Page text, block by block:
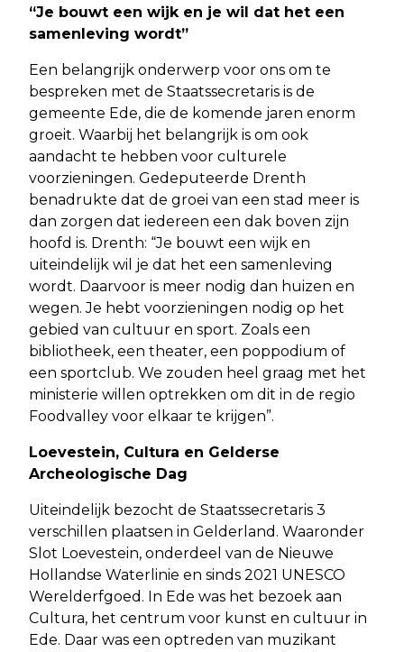
“Je bouwt een wijk en je wil dat het een
samenleving wordt”
Een belangrijk onderwerp voor ons om te
bespreken met de Staatssecretaris is de
gemeente Ede, die de komende jaren enorm
groeit. Waarbij het belangrijk is om ook
aandacht te hebben voor culturele
voorzieningen. Gedeputeerde Drenth
benadrukte dat de groei van een stad meer is
dan zorgen dat iedereen een dak boven zijn
hoofd is. Drenth: “Je bouwt een wijk en
uiteindelijk wil je dat het een samenleving
wordt. Daarvoor is meer nodig dan huizen en
wegen. Je hebt voorzieningen nodig op het
gebied van cultuur en sport. Zoals een
bibliotheek, een theater, een poppodium of
een sportclub. We zouden heel graag met het
ministerie willen optrekken om dit in de regio
Foodvalley voor elkaar te krijgen”.
Loevestein, Cultura en Gelderse
Archeologische Dag
Uiteindelijk bezocht de Staatssecretaris 3
verschillen plaatsen in Gelderland. Waaronder
Slot Loevestein, onderdeel van de Nieuwe
Hollandse Waterlinie en sinds 2021 UNESCO
Werelderfgoed. In Ede was het bezoek aan
Cultura, het centrum voor kunst en cultuur in
Ede. Daar was een optreden van muzikant